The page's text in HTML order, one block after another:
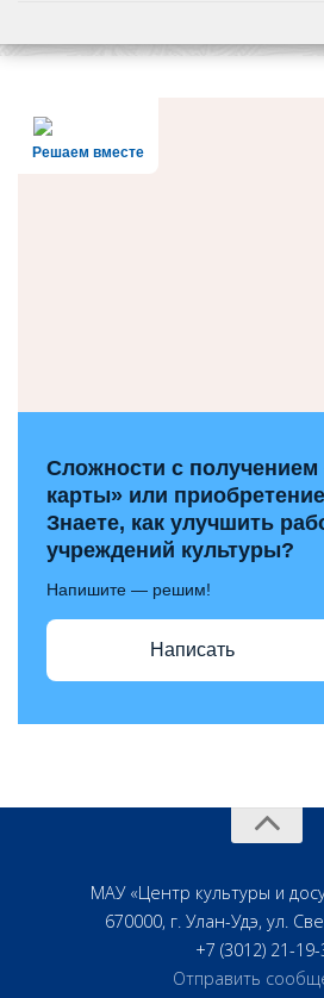
Решаем вместе
Сложности с
карты» или
Знаете, как улучшить
учреждений культуры?
Напишите — решим!
Написать
МАУ «Центр культуры и
670000, г. Улан-Удэ, ул.
+7 (3012) 21-
Отправить